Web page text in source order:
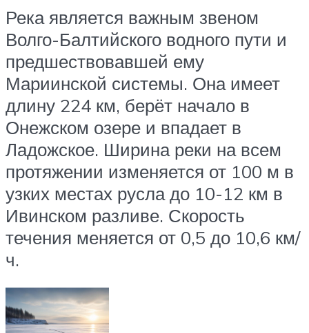
Река является важным звеном
Волго-Балтийского водного пути и
предшествовавшей ему
Мариинской системы. Она имеет
длину 224 км, берёт начало в
Онежском озере и впадает в
Ладожское. Ширина реки на всем
протяжении изменяется от 100 м в
узких местах русла до 10-12 км в
Ивинском разливе. Скорость
течения меняется от 0,5 до 10,6 км/
ч.